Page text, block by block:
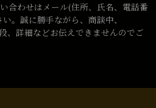
合わせはメール(住所、氏名、電話番
。誠に勝手ながら、商談中、
、詳細などお伝えできませんのでご